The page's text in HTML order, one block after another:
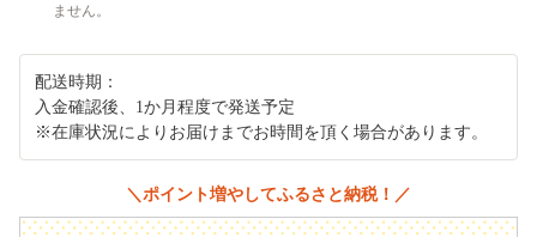
ません。
配送時期：
入金確認後、1か月程度で発送予定
※在庫状況によりお届けまでお時間を頂く場合があります。
＼ポイント増やしてふるさと納税！／